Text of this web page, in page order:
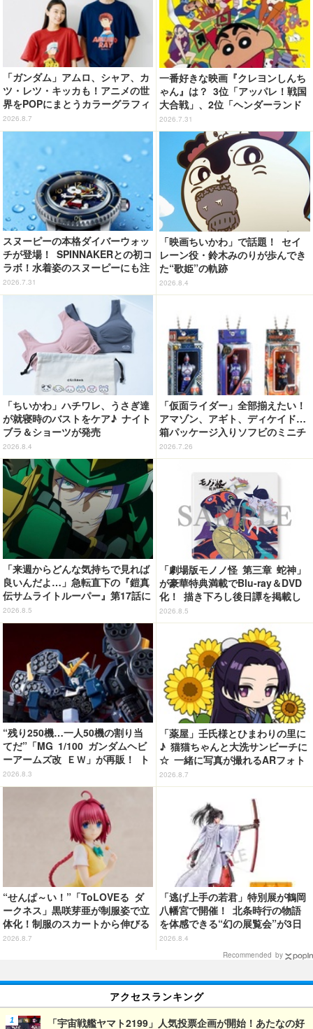
「ガンダム」アムロ、シャア、カ
ツ・レツ・キッカも！アニメの世
界をPOPにまとうカラーグラフィ
ックTシャツが新登場
2026.8.7
一番好きな映画『クレヨンしんち
ゃん』は？ 3位「アッパレ！戦国
大合戦」、2位「ヘンダーランド
の大冒険」、1位は…？【『映画
クレヨンしんちゃん 奇々怪々！
オラの妖怪バケ～ション』公開記
念】
2026.7.31
スヌーピーの本格ダイバーウォッ
チが登場！ SPINNAKERとの初コ
ラボ！水着姿のスヌーピーにも注
目
2026.7.31
「映画ちいかわ」で話題！ セイ
レーン役・鈴木みのりが歩んでき
た“歌姫”の軌跡
2026.8.4
「ちいかわ」ハチワレ、うさぎ達
が就寝時のバストをケア♪ ナイト
ブラ＆ショーツが発売
2026.8.4
「仮面ライダー」全部揃えたい！
アマゾン、アギト、ディケイド…
箱パッケージ入りソフビのミニチ
ュアが登場
2026.7.26
「来週からどんな気持ちで見れば
良いんだよ…」急転直下の『鎧真
伝サムライトルーパー』第17話に
感情の追いつかない視聴者が続
出…【ネタバレあり反応まとめ】
2026.8.5
「劇場版モノノ怪 第三章 蛇神」
が豪華特典満載でBlu-ray＆DVD
化！ 描き下ろし後日譚を掲載し
たブックレットなど
2026.8.5
“残り250機…一人50機の割り当
てだ”「MG 1/100 ガンダムヘビ
ーアームズ改 ＥＷ」が再販！ ト
ロワを象徴するピエロマスクも付
属
2026.8.3
「薬屋」壬氏様とひまわりの里に
♪ 猫猫ちゃんと大洗サンビーチに
☆ 一緒に写真が撮れるARフォト
スポット企画「猫猫・壬氏と夏巡
り」開催【茨城県】
2026.8.7
“せんぱ～い！”「ToLOVEる ダ
ークネス」黒咲芽亜が制服姿で立
体化！制服のスカートから伸びる
下半身のプロポーションの再現が
2026.8.7
「逃げ上手の若君」特別展が鶴岡
八幡宮で開催！ 北条時行の物語
を体感できる“幻の展覧会”が3日
間限定で登場【8/28～30】
2026.8.4
Recommended by
アクセスランキング
「宇宙戦艦ヤマト2199」人気投票企画が開始！あたなの好